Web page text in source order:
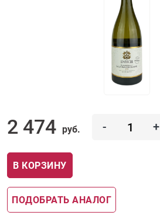
2 474 руб. - +
В КОРЗИНУ
ПОДОБРАТЬ АНАЛОГ